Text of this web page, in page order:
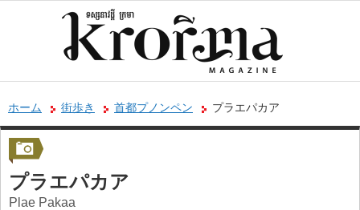
ホーム 街歩き 首都プノンペン プラエパカア
プラエパカア
Plae Pakaa